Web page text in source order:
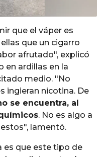
que el váper es
que un cigarro
afrutado", explicó
en ardillas en la
medio. "No
ingieran nicotina. De
se encuentra, al
. No es algo a
lamentó.
es que este tipo de